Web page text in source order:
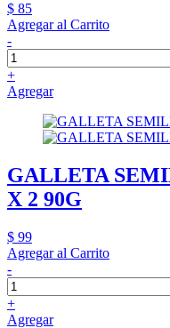
$ 85
Agregar al Carrito
-
+
Agregar
GALLETA
X 2 90G
$ 99
Agregar al Carrito
-
+
Agregar